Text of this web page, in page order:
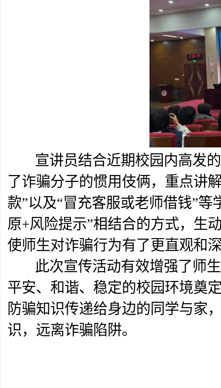
宣讲员结合近期校园内高发的
了诈骗分子的惯用伎俩，重点讲
款”以及“冒充客服或老师借钱”
原+风险提示”相结合的方式，生
使师生对诈骗行为有了更直观和
此次宣传活动有效增强了师生
平安、和谐、稳定的校园环境奠
防骗知识传递给身边的同学与家
识，远离诈骗陷阱。